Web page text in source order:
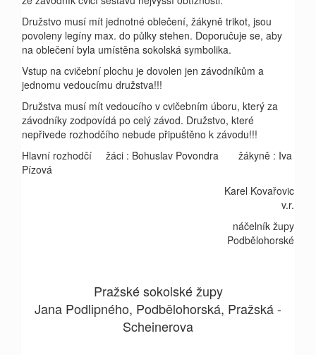
Družstvo musí mít jednotné oblečení, žákyně trikot, jsou
povoleny legíny max. do půlky stehen. Doporučuje se, aby
na oblečení byla umístěna sokolská symbolika.
Vstup na cvičební plochu je dovolen jen závodníkům a
jednomu vedoucímu družstva!!!
Družstva musí mít vedoucího v cvičebním úboru, který za
závodníky zodpovídá po celý závod. Družstvo, které
nepřivede rozhodčího nebude připuštěno k závodu!!!
Hlavní rozhodčí žáci : Bohuslav Povondra žákyně : Iva
Pízová
Karel Kovařovic
v.r.
náčelník župy
Podbělohorské
Pražské sokolské župy
Jana Podlipného, Podbělohorská, Pražská -
Scheinerova